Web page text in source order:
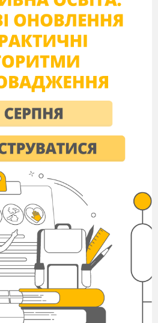
2018
1917-1918 рр.”
повинен ─
1917 р. – лютнева
3 березня 1918 р. -
мирний договір;квітень
у війну США;вересень -
капітуляція Болгарії і
Австро Угорщини; 11
– Комп’єнське перемир’я.
війни.
Р. Ж. Нівель, Б.
Д. Ллойд Джордж,
”, революція,
сепаратний мир,